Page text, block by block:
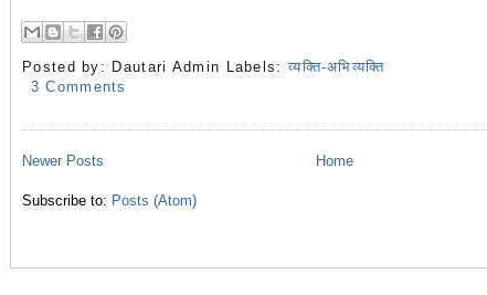
Posted by: Dautari Admin Labels:व्यक्ति-अभिव्यक्ति
3 Comments
Newer Posts Home
Subscribe to: Posts (Atom)